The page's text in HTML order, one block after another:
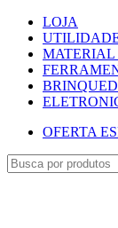
LOJA
MATERIAL
OFERTA